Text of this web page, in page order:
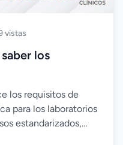
vistas
los
los requisitos de
para los laboratorios
estandarizados,